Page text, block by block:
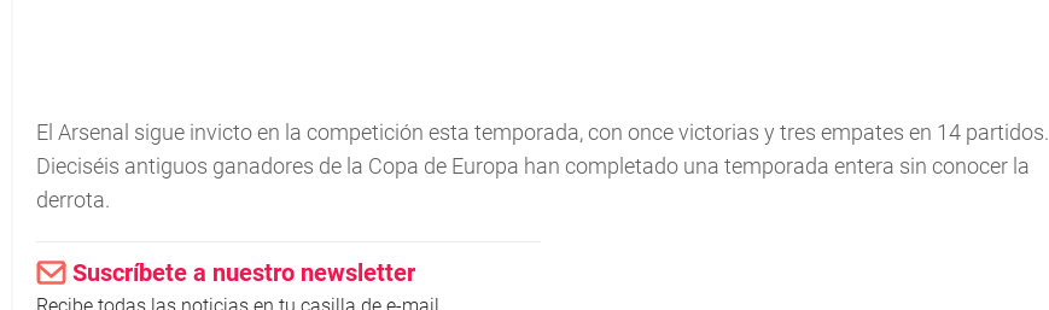
El Arsenal sigue invicto en la competición esta temporada, con once victorias y tres empates en 14 partidos.
Dieciséis antiguos ganadores de la Copa de Europa han completado una temporada entera sin conocer la
derrota.
Suscríbete a nuestro newsletter